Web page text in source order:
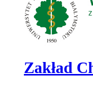
Zakład